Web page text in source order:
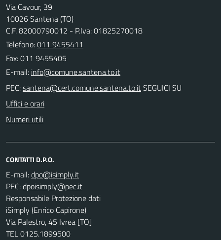
Via Cavour, 39
10026 Santena (TO)
C.F. 82000790012 - P.Iva: 01825270018
Telefono:011 9455411
Fax: 011 9455405
E-mail:
PEC:
SEGUICI SU
Uffici e orari
Numeri utili
CONTATTI D.P.O.
E-mail:
PEC:
Responsabile Protezione dati
iSimply (Enrico Capirone)
Via Palestro, 45 Ivrea [TO]
TEL 0125.1899500